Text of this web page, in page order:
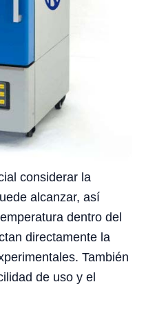
considerar la
alcanzar, así
dentro del
directamente la
También
de uso y el